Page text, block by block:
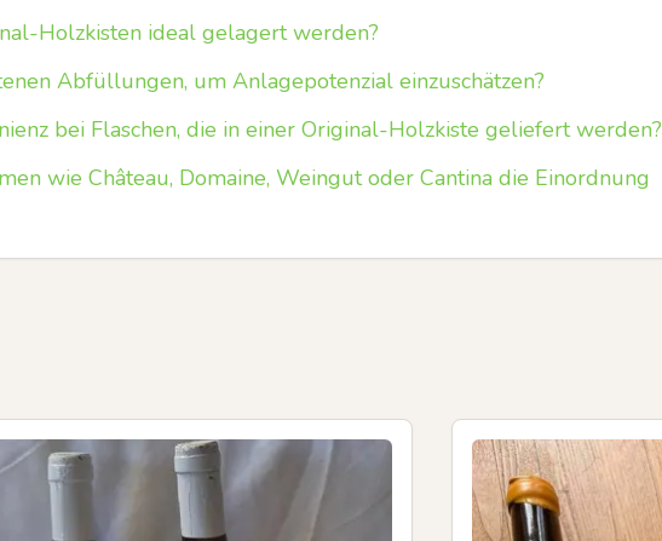
Holzkisten ideal gelagert werden?
Abfüllungen, um Anlagepotenzial einzuschätzen?
bei Flaschen, die in einer Original-Holzkiste geliefert werden?
wie Château, Domaine, Weingut oder Cantina die Einordnung